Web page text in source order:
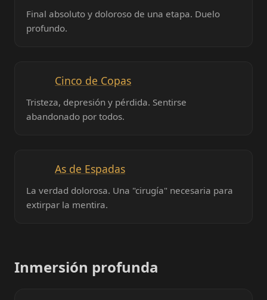
Final absoluto y doloroso de una etapa. Duelo
profundo.
Cinco de Copas
Tristeza, depresión y pérdida. Sentirse
abandonado por todos.
As de Espadas
La verdad dolorosa. Una "cirugía" necesaria para
extirpar la mentira.
Inmersión profunda